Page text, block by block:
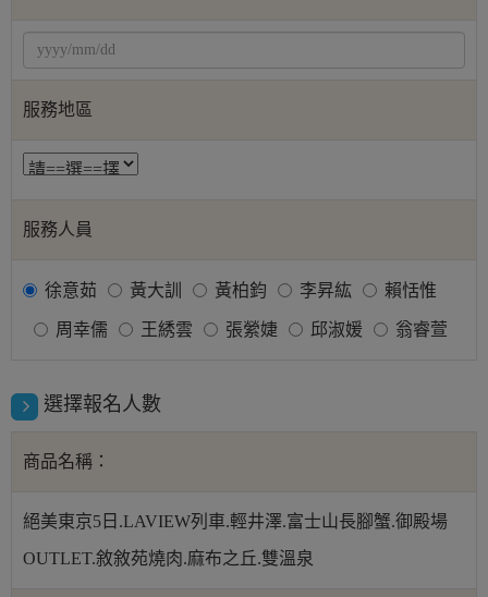
服務地區
服務人員
徐意茹 黃大訓 黃柏鈞 李昇紘 賴恬惟
周幸儒 王綉雲 張縈婕 邱淑媛 翁睿萱
選擇報名人數
商品名稱：
絕美東京5日.LAVIEW列車.輕井澤.富士山長腳蟹.御殿場
OUTLET.敘敘苑燒肉.麻布之丘.雙溫泉